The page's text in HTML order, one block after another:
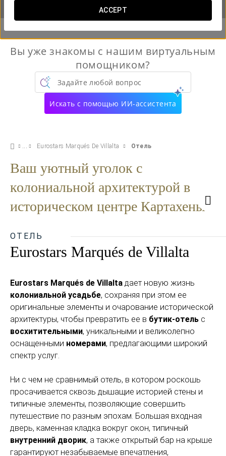
ACCEPT
Вы уже знакомы с нашим виртуальным
помощником?
Задайте любой вопрос
Искать с помощью ИИ-ассистента
Eurostars Marqués De Villalta Отель
Ваш уютный уголок с
колониальной архитектурой в
историческом центре Картахены
ОТЕЛЬ
Eurostars Marqués de Villalta
Eurostars Marqués de Villalta дает новую жизнь
колониальной усадьбе, сохраняя при этом ее
оригинальные элементы и очарование исторической
архитектуры, чтобы превратить ее в бутик-отель с
восхитительными, уникальными и великолепно
оснащенными номерами, предлагающими широкий
спектр услуг.
Ни с чем не сравнимый отель, в котором роскошь
просачивается сквозь дышащие историей стены и
типичные элементы, позволяющие совершить
путешествие по разным эпохам. Большая входная
дверь, каменная кладка вокруг окон, типичный
внутренний дворик, а также открытый бар на крыше
гарантируют незабываемые впечатления,